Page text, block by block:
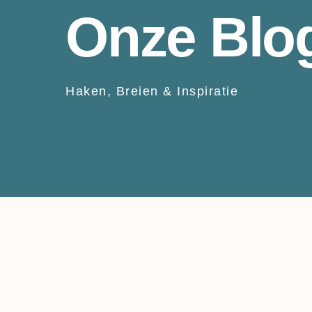
Onze
Haken, Breien & Inspiratie